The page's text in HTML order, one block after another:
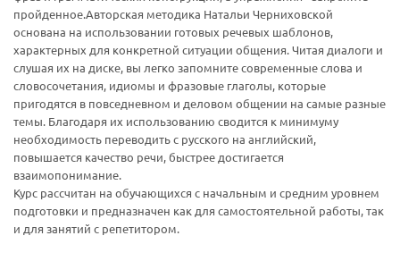
пройденное.Авторская методика Натальи Черниховской
основана на использовании готовых речевых шаблонов,
характерных для конкретной ситуации общения. Читая диалоги и
слушая их на диске, вы легко запомните современные слова и
словосочетания, идиомы и фразовые глаголы, которые
пригодятся в повседневном и деловом общении на самые разные
темы. Благодаря их использованию сводится к минимуму
необходимость переводить с русского на английский,
повышается качество речи, быстрее достигается
взаимопонимание.
Курс рассчитан на обучающихся с начальным и средним уровнем
подготовки и предназначен как для самостоятельной работы, так
и для занятий с репетитором.
Ваш E-mail:
Ваш E-mail: